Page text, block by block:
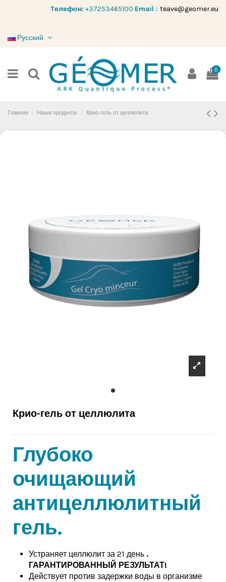
Tелефон: +37253465100 Email : teave@geomer.eu
Русский
0
Главная Наши продукты Крио-гель от целлюлита
Крио-гель от целлюлита
Глубоко
очищающий
антицеллюлитный
гель.
Устраняет целлюлит за 21 день .
ГАРАНТИРОВАННЫЙ РЕЗУЛЬТАТ!
Действует против задержки воды в организме